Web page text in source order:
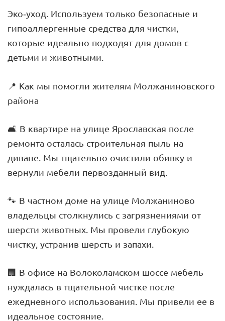
Эко-уход. Используем только безопасные и
гипоаллергенные средства для чистки,
которые идеально подходят для домов с
детьми и животными.
📍 Как мы помогли жителям Молжаниновского
района
🛋 В квартире на улице Ярославская после
ремонта осталась строительная пыль на
диване. Мы тщательно очистили обивку и
вернули мебели первозданный вид.
🐾 В частном доме на улице Молжаниново
владельцы столкнулись с загрязнениями от
шерсти животных. Мы провели глубокую
чистку, устранив шерсть и запахи.
🏢 В офисе на Волоколамском шоссе мебель
нуждалась в тщательной чистке после
ежедневного использования. Мы привели ее в
идеальное состояние.